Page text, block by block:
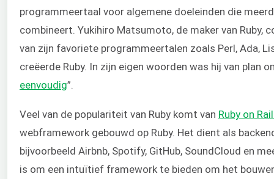
programmeertaal voor algemene doeleinden die
combineert. Yukihiro Matsumoto, de maker van Ruby,
van zijn favoriete programmeertalen zoals Perl, Ada,
creëerde Ruby. In zijn eigen woorden was hij van plan
eenvoudig”.
Veel van de populariteit van Ruby komt van Ruby on
webframework gebouwd op Ruby. Het dient als
bijvoorbeeld Airbnb, Spotify, GitHub, SoundCloud en
is om een intuïtief framework te bieden om het